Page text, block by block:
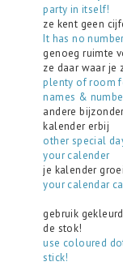
party in itself!
ze kent geen
It has no
genoeg ruimte
ze daar waar je
plenty of room
names &
andere
kalender erbij
other special
your calender
je kalender
your calendar
gebruik
de stok!
use coloured
stick!